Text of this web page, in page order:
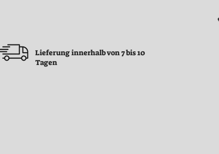
Lieferung innerhalb von 7 bis 10
Tagen